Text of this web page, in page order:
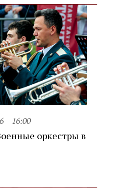
16:00
оркестры в